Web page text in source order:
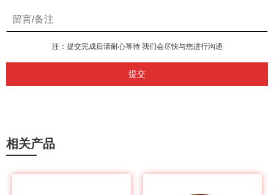
提交
注：提交完成后请耐心等待 我们会尽快与您进行沟通
相关产品